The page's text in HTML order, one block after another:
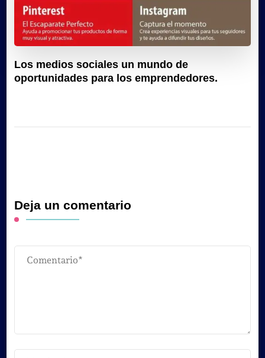
Los medios sociales un mundo de
oportunidades para los emprendedores.
Deja un comentario